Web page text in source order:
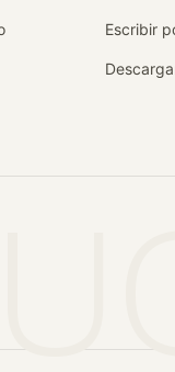
Escribir